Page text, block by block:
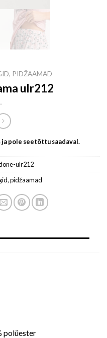
PIDŽAAMAD
ulr212
pole seetõttu saadaval.
ulr212
pidžaamad
polüester